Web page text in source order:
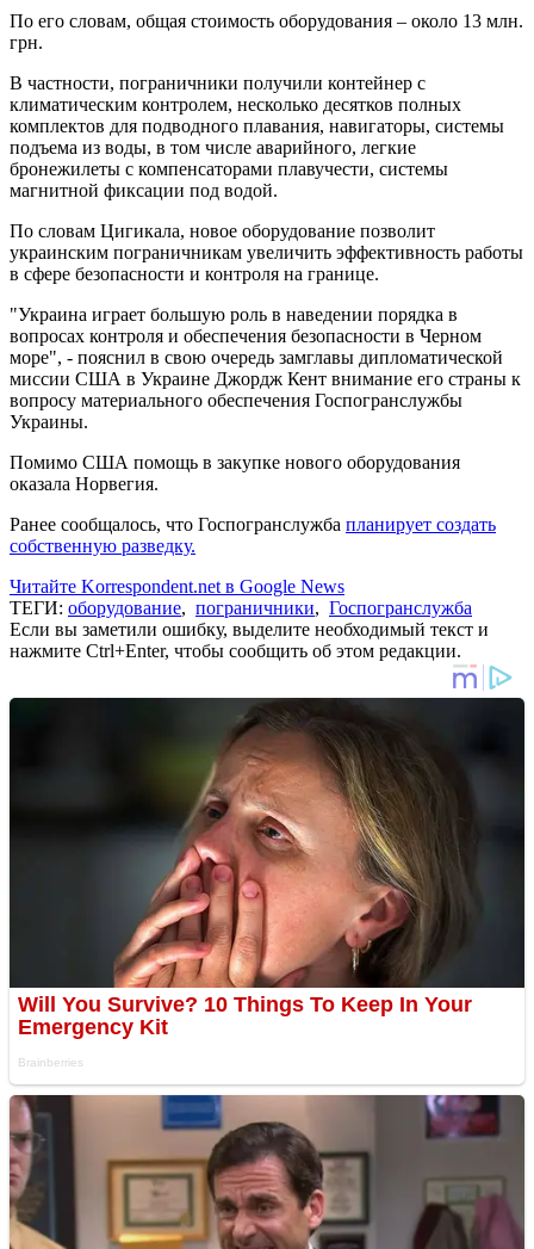
По его словам, общая стоимость оборудования – около 13 млн.
грн.
В частности, пограничники получили контейнер с
климатическим контролем, несколько десятков полных
комплектов для подводного плавания, навигаторы, системы
подъема из воды, в том числе аварийного, легкие
бронежилеты с компенсаторами плавучести, системы
магнитной фиксации под водой.
По словам Цигикала, новое оборудование позволит
украинским пограничникам увеличить эффективность работы
в сфере безопасности и контроля на границе.
"Украина играет большую роль в наведении порядка в
вопросах контроля и обеспечения безопасности в Черном
море", - пояснил в свою очередь замглавы дипломатической
миссии США в Украине Джордж Кент внимание его страны к
вопросу материального обеспечения Госпогранслужбы
Украины.
Помимо США помощь в закупке нового оборудования
оказала Норвегия.
Ранее сообщалось, что Госпогранслужба планирует создать
собственную разведку.
Читайте Korrespondent.net в Google News
ТЕГИ: оборудование, пограничники, Госпогранслужба
Если вы заметили ошибку, выделите необходимый текст и
нажмите Ctrl+Enter, чтобы сообщить об этом редакции.